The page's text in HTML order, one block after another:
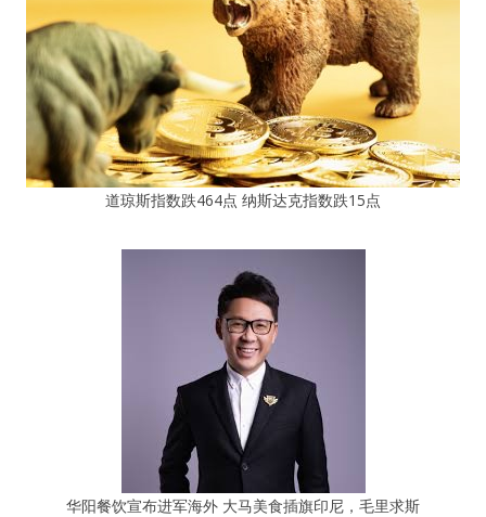
道琼斯指数跌464点 纳斯达克指数跌15点
华阳餐饮宣布进军海外 大马美食插旗印尼，毛里求斯